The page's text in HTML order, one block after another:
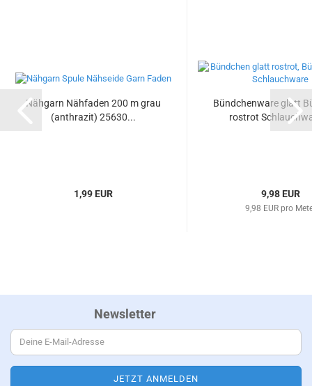
Nähgarn Nähfaden 200 m grau
(anthrazit) 25630...
1,99 EUR
Bündchenware glatt
rostrot
9,98 EUR
9,98 EUR pro
Newsletter